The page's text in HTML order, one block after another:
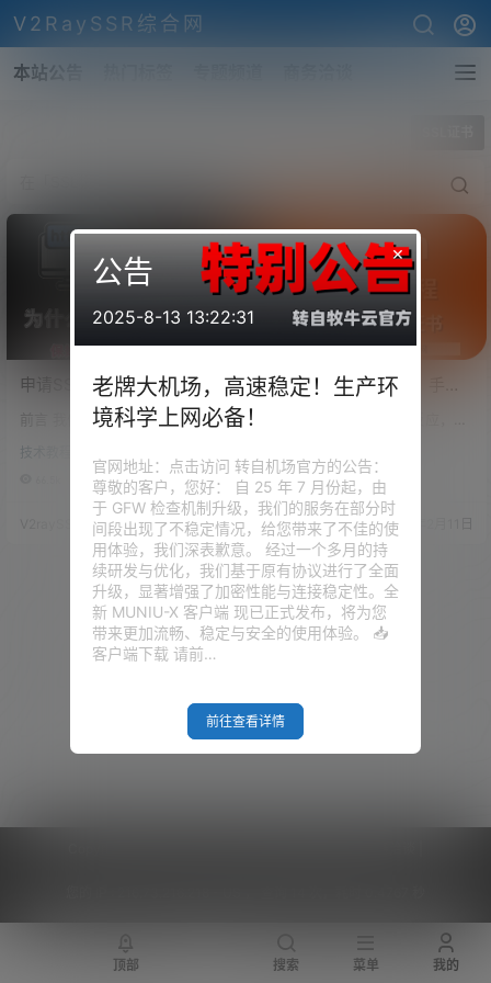
V2RaySSR综合网
本站公告
申请SSL证书保姆级教程，
包括FreeSSL申请、Acme脚
本申请等方式。
前言 我们不难发现，目前流行的
须要有一张 SSL 证书。 然而，很
多小伙伴在申请证书的时候，遇
到了各种各样的问题。 今天，我
们就一起来看看，SSL 证书到底
是怎么一回事。如果你不是很明
白我说的什么意思，请看下面的
视频。 准备工作 1、域名一个
（注册隐私域名，点击这里）
2、托管域名到 Cloudflare （不
会点击这里） 3、后面 ACME 脚
本申请证书，需要安…
0
V2raySSR综合网 21年4月24日
Trojan手动安装教程！手动
老是报错，或是SSL证书根本申
请不下来。这样就暴露了一些一
键安装脚本的缺点。今天作者给
大家详细的讲解一下，手动的Tro
jan应该怎么配置，手动的SSL证
书应该怎么申请。步骤比较多，
请详细阅读。别跳过。 好的，我
们开始！ 视频教程：点击观看 准
备工作 VPS一台，提前重置你钟
爱的系统！（CentOS/Debian都
95.8k 0
V2raySSR综合网 20年2月11日
×
公告
2025-8-13 13:22:31
老牌大机场，高速稳定！生产环
境科学上网必备！
官网地址：点击访问 转自机场官方的公告：
尊敬的客户，您好： 自 25 年 7 月份起，由
于 GFW 检查机制升级，我们的服务在部分时
间段出现了不稳定情况，给您带来了不佳的使
用体验，我们深表歉意。 经过一个多月的持
续研发与优化，我们基于原有协议进行了全面
升级，显著增强了加密性能与连接稳定性。全
新 MUNIU-X 客户端 现已正式发布，将为您
带来更加流畅、稳定与安全的使用体验。 📥
客户端下载 请前…
前往查看详情
顶部 搜索 菜单 我的